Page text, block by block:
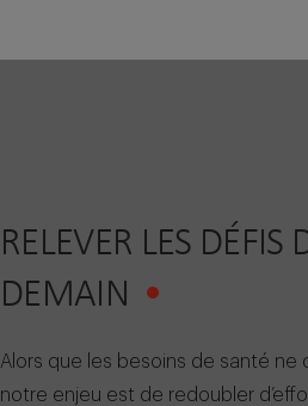
RELEVER LES DÉFIS
DEMAIN
Alors que les besoins de santé
notre enjeu est de redoubler